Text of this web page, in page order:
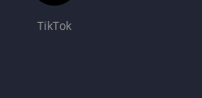
TikTok